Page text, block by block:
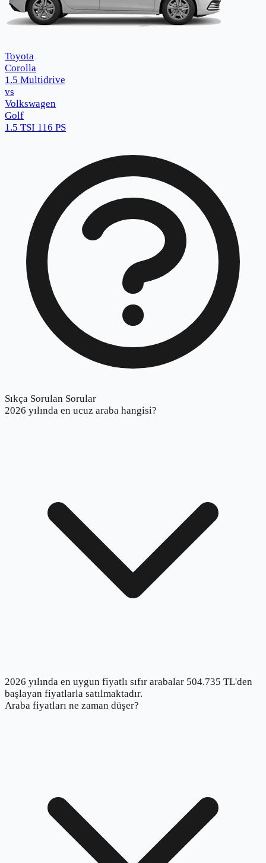
Toyota
Corolla
1.5 Multidrive
vs
Volkswagen
Golf
1.5 TSI 116 PS
Sıkça Sorulan Sorular
2026 yılında en ucuz araba hangisi?
2026 yılında en uygun fiyatlı sıfır arabalar 504.735 TL'den
başlayan fiyatlarla satılmaktadır.
Araba fiyatları ne zaman düşer?